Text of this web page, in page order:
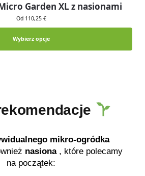
Garden XL z nasionami
Od 110,25 €
Wybierz opcje
mikro-ogródka
nasiona, które polecamy
na początek: